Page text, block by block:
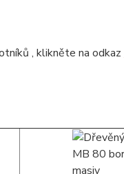
, klikněte na odkaz